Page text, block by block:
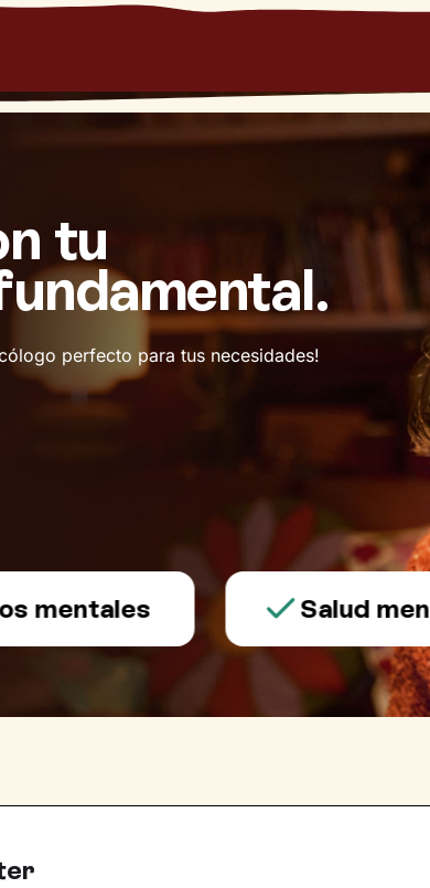
tu
perfecto para tus necesidades!
Salud mental